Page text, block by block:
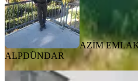
AZİM
ALPDÜNDAR